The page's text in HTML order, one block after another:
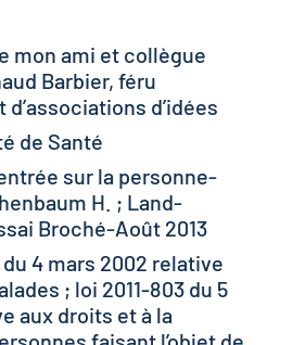
mon ami et collègue
Barbier, féru
d’associations d’idées
de Santé
sur la personne-
H. ; Land-
Broché-Août 2013
4 mars 2002 relative
; loi 2011-803 du 5
aux droits et à la